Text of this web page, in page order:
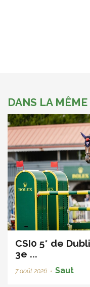
DANS LA
CSI0 5* de
3e ...
7 août 2026 • Saut